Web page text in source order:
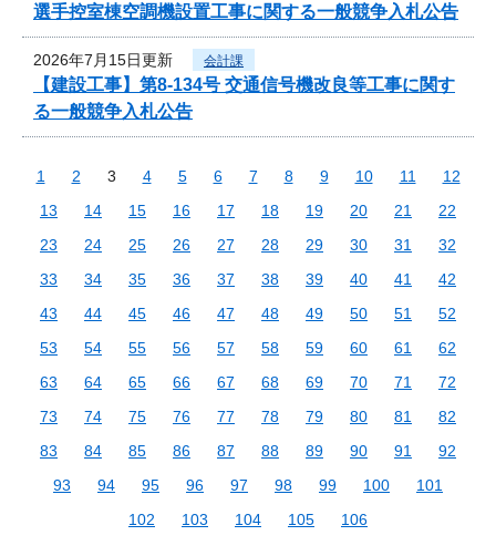
選手控室棟空調機設置工事に関する一般競争入札公告
2026年7月15日更新 会計課
【建設工事】第8-134号 交通信号機改良等工事に関す
る一般競争入札公告
1 2 3 4 5 6 7 8 9 10 11
12
13
14 15 16 17 18 19 20 21
22
23
24 25 26 27 28 29 30 31
32
33
34 35 36 37 38 39 40 41
42
43
44 45 46 47 48 49 50 51
52
53
54 55 56 57 58 59 60 61
62
63
64 65 66 67 68 69 70 71
72
73
74 75 76 77 78 79 80 81
82
83
84 85 86 87 88 89 90 91
92
93
94 95 96 97 98 99 100
101
102
103 104 105 106